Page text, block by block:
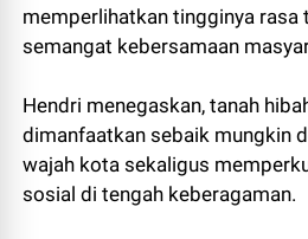
memperlihatkan tingginya rasa
semangat kebersamaan
Hendri menegaskan, tanah
dimanfaatkan sebaik mungkin
wajah kota sekaligus
sosial di tengah keberagaman.